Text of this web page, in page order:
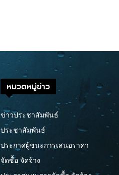
หมวดหมู่ข่าว
ข่าวประชาสัมพันธ์
ประชาสัมพันธ์
ประกาศผู้ชนะการเสนอราคา
จัดซื้อ จัดจ้าง